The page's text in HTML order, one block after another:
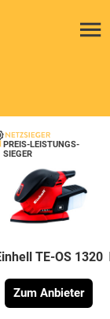
PREIS-LEISTUNGS-
SIEGER
TE-OS 1320
Zum Anbieter